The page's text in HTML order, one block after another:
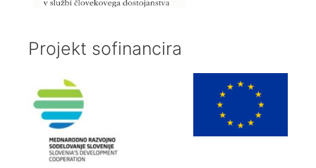
Projekt sofinancira